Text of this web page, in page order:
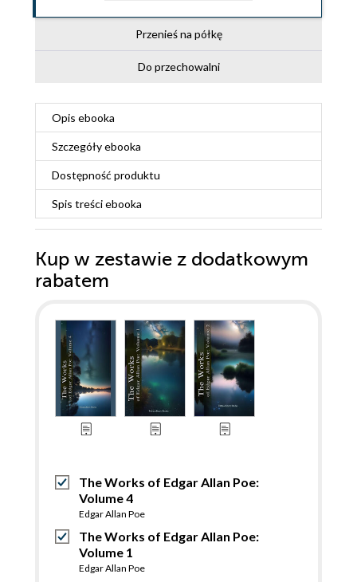
Przenieś na półkę
Do przechowalni
Opis ebooka
Szczegółyebooka
Dostępność produktu
Spis treściebooka
Kup w zestawie z dodatkowym
rabatem
The Works of Edgar Allan Poe:
Volume 4
Edgar Allan Poe
The Works of Edgar Allan Poe:
Volume 1
Edgar Allan Poe